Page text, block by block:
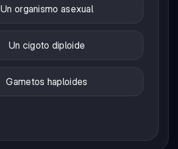
Un organismo asexual
Un cigoto diploide
Gametos haploides